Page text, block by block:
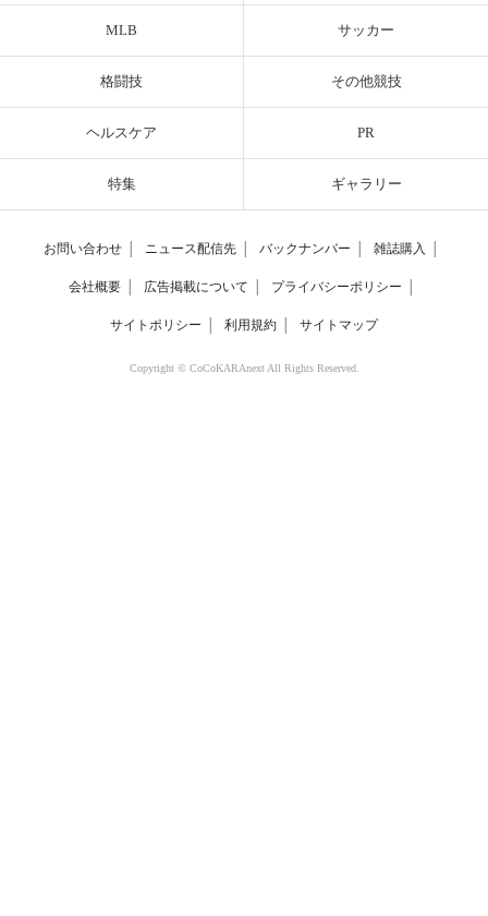
MLB サッカー
格闘技 その他競技
ヘルスケア PR
特集 ギャラリー
お問い合わせ ニュース配信先 バックナンバー 雑誌購入
会社概要 広告掲載について プライバシーポリシー
サイトポリシー 利用規約 サイトマップ
Copyright © CoCoKARAnext All Rights Reserved.